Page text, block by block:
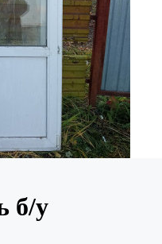
б/у